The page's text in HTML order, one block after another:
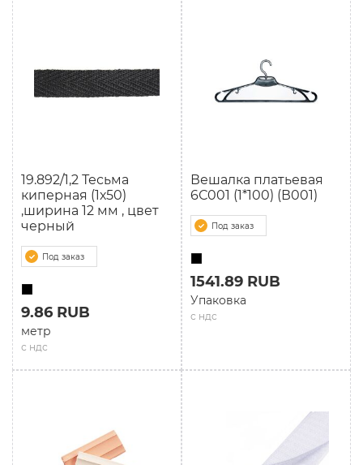
19.892/1,2 Тесьма
киперная (1х50)
,ширина 12 мм , цвет
черный
Под заказ
с ндс
9.86 RUB
метр
Вешалка платьевая
6С001 (1*100) (В001)
Под заказ
с ндс
1541.89 RUB
Упаковка